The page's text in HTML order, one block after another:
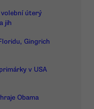
úterý
jih
Gingrich
v USA
Obama